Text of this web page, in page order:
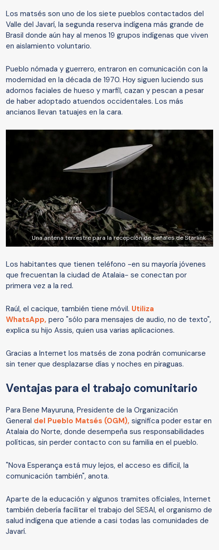
Los matsés son uno de los siete pueblos contactados del
Valle del Javarí, la segunda reserva indígena más grande de
Brasil donde aún hay al menos 19 grupos indígenas que viven
en aislamiento voluntario.
Pueblo nómada y guerrero, entraron en comunicación con la
modernidad en la década de 1970. Hoy siguen luciendo sus
adornos faciales de hueso y marfil, cazan y pescan a pesar
de haber adoptado atuendos occidentales. Los más
ancianos llevan tatuajes en la cara.
Una antena terrestre para la recepción de señales de Starlink
Los habitantes que tienen teléfono -en su mayoría jóvenes
que frecuentan la ciudad de Atalaia- se conectan por
primera vez a la red.
Raúl, el cacique, también tiene móvil. Utiliza
WhatsApp, pero "sólo para mensajes de audio, no de texto",
explica su hijo Assis, quien usa varias aplicaciones.
Gracias a Internet los matsés de zona podrán comunicarse
sin tener que desplazarse días y noches en piraguas.
Ventajas para el trabajo comunitario
Para Bene Mayuruna, Presidente de la Organización
General del Pueblo Matsés (OGM), significa poder estar en
Atalaia do Norte, donde desempeña sus responsabilidades
políticas, sin perder contacto con su familia en el pueblo.
"Nova Esperança está muy lejos, el acceso es difícil, la
comunicación también", anota.
Aparte de la educación y algunos tramites oficiales, Internet
también debería facilitar el trabajo del SESAI, el organismo de
salud indígena que atiende a casi todas las comunidades de
Javarí.